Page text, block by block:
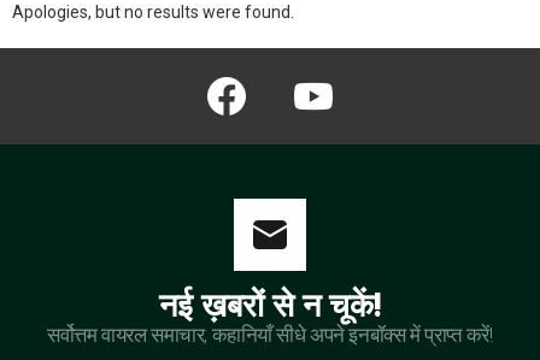
Apologies, but no results were found.
facebook youtube
नई ख़बरों से न चूकें!
सर्वोत्तम वायरल समाचार, कहानियाँ सीधे अपने इनबॉक्स में प्राप्त करें!